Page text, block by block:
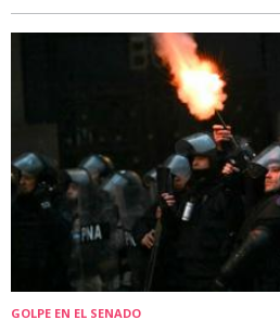
GOLPE EN EL SENADO